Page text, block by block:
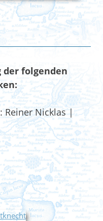
folgenden
Reiner Nicklas |